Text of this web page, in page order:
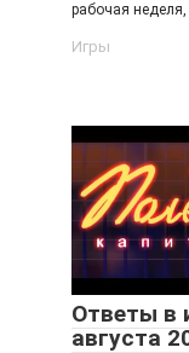
рабочая
Игры
Ответы в
августа